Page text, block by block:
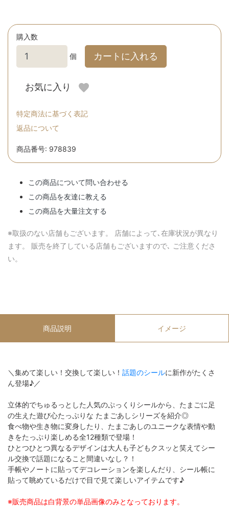
購入数
個 カートに入れる
お気に入り
特定商法に基づく表記
返品について
商品番号: 978839
この商品について問い合わせる
この商品を友達に教える
この商品を大量注文する
※取扱のない店舗もございます。 店舗によって､在庫状況が異なり
ます。 販売を終了している店舗もございますので､ ご注意くださ
い。
商品説明 イメージ
＼集めて楽しい！交換して楽しい！ 話題のシールに新作がたくさ
ん登場♪／
立体的でちゅるっとした人気のぷっくりシールから、たまごに足
の生えた遊び心たっぷりな たまごあしシリーズを紹介◎
食べ物や生き物に変身したり、たまごあしのユニークな表情や動
きをたっぷり楽しめる全12種類で登場！
ひとつひとつ異なるデザインは大人も子どもクスッと笑えてシー
ル交換で話題になること間違いなし？！
手帳やノートに貼ってデコレーションを楽しんだり、シール帳に
貼って眺めているだけで目で見て楽しいアイテムです♪
※販売商品は白背景の単品画像のみとなっております。